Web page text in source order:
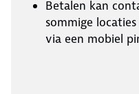
Betalen kan
sommige
via een mobiel